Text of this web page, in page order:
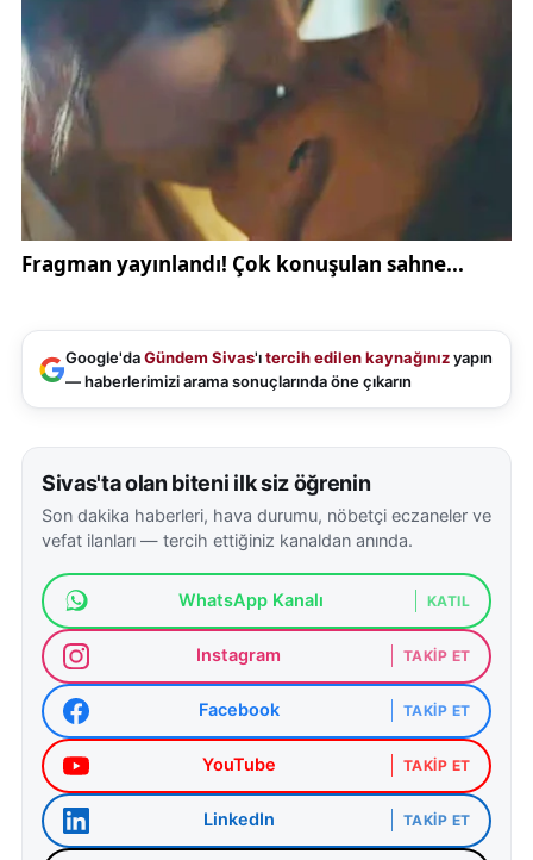
Google'daGündem Sivas'ıtercih edilen kaynağınızyapın
— haberlerimizi arama sonuçlarında öne çıkarın
Sivas'ta olan biteni ilk siz öğrenin
Son dakika haberleri, hava durumu, nöbetçi eczaneler ve
vefat ilanları — tercih ettiğiniz kanaldan anında.
WhatsApp Kanalı KATIL
Instagram TAKIP ET
Facebook TAKIP ET
YouTube TAKIP ET
LinkedIn TAKIP ET